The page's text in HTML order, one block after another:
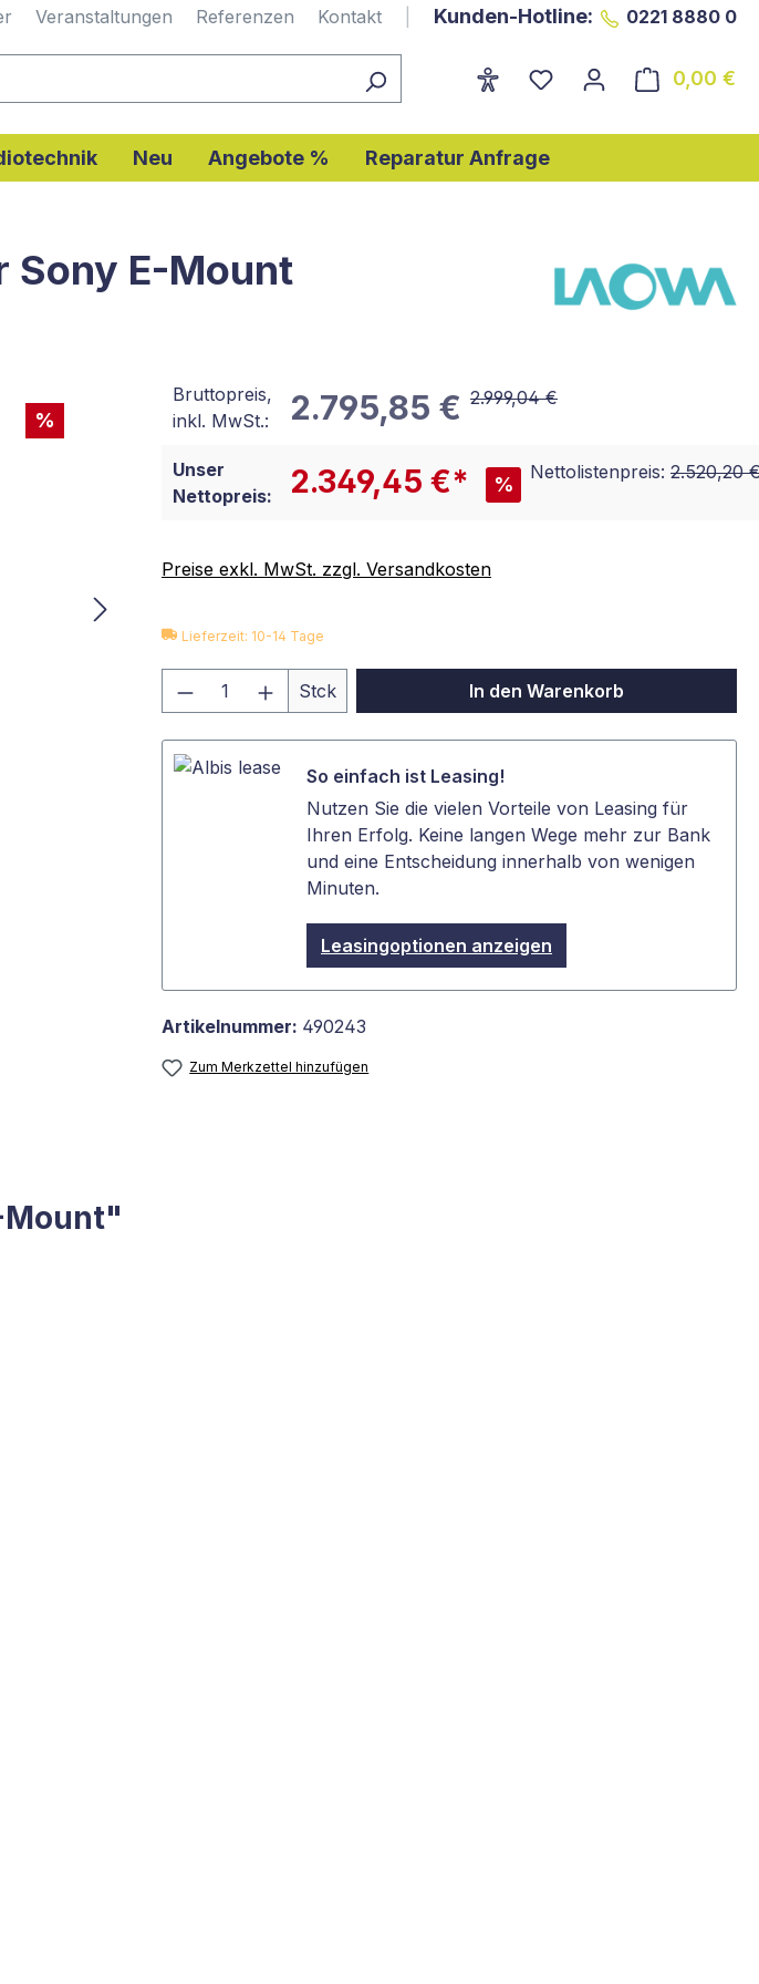
Veranstaltungen Referenzen Kontakt Kunden-Hotline: 0221 8880 0
0,00 €
Neu Angebote % Reparatur Anfrage
Sony E-Mount
%
Bruttopreis,
inkl. MwSt.:
2.795,85 € 2.999,04 €
Unser
Nettopreis:
2.349,45 €* %
Nettolistenpreis: 2.520,20
Preise exkl. MwSt. zzgl. Versandkosten
Lieferzeit: 10-14 Tage
Produkt Anzahl: Gib den gewünschten Wert
Stck In den Warenkorb
So einfach ist Leasing!
Nutzen Sie die vielen Vorteile von Leasing für
Ihren Erfolg. Keine langen Wege mehr zur Bank
und eine Entscheidung innerhalb von wenigen
Minuten.
Leasingoptionen anzeigen
Artikelnummer: 490243
Zum Merkzettel hinzufügen
Mount"